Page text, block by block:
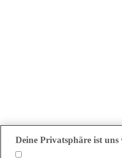
Deine Privatsphäre ist uns